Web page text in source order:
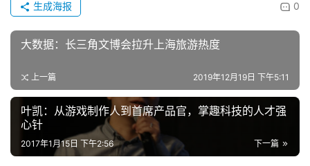
综
艺
产
具
母
0
生成海报
大数据：长三角文博会拉升上海旅游热度
上一篇 2019年12月19日 下午5:11
叶凯：从游戏制作人到首席产品官，掌趣科技的人才强
心针
下一篇
2017年1月15日 下午2:56